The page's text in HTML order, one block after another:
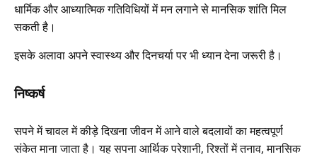
धार्मिक और आध्यात्मिक गतिविधियों में मन लगाने से मानसिक शांति मिल
सकती है।
इसके अलावा अपने स्वास्थ्य और दिनचर्या पर भी ध्यान देना जरूरी है।
निष्कर्ष
सपने में चावल में कीड़े दिखना जीवन में आने वाले बदलावों का महत्वपूर्ण
संकेत माना जाता है। यह सपना आर्थिक परेशानी, रिश्तों में तनाव, मानसिक